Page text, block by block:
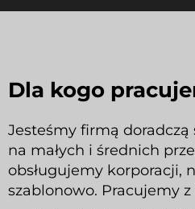
Dla kogo
Jesteśmy firmą doradczą
na małych i średnich
obsługujemy korporacji,
szablonowo. Pracujemy